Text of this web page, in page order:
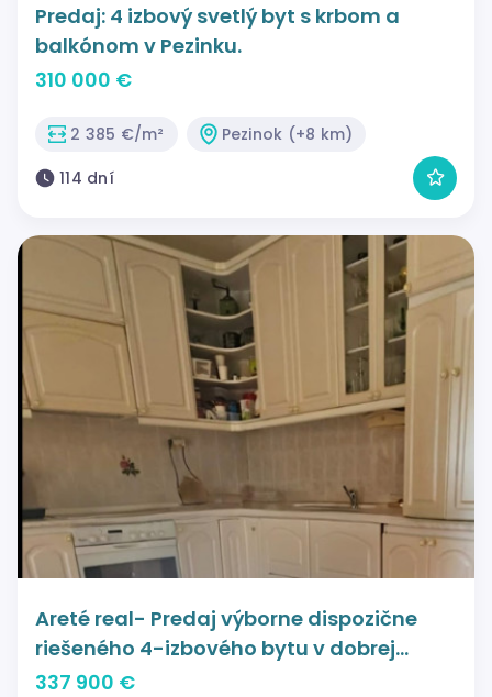
Predaj: 4 izbový svetlý byt s krbom a
balkónom v Pezinku.
310 000 €
2 385 €/m²
Pezinok (+8 km)
114 dní
Areté real- Predaj výborne dispozične
riešeného 4-izbového bytu v dobrej
lokalite, ul. Silvánova, Pezinok
337 900 €